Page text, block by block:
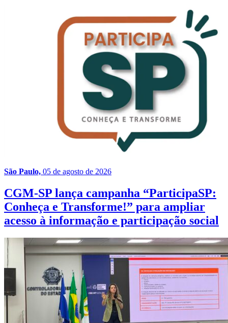
São Paulo, 05 de agosto de 2026
CGM-SP lança campanha “ParticipaSP:
Conheça e Transforme!” para ampliar
acesso à informação e participação social